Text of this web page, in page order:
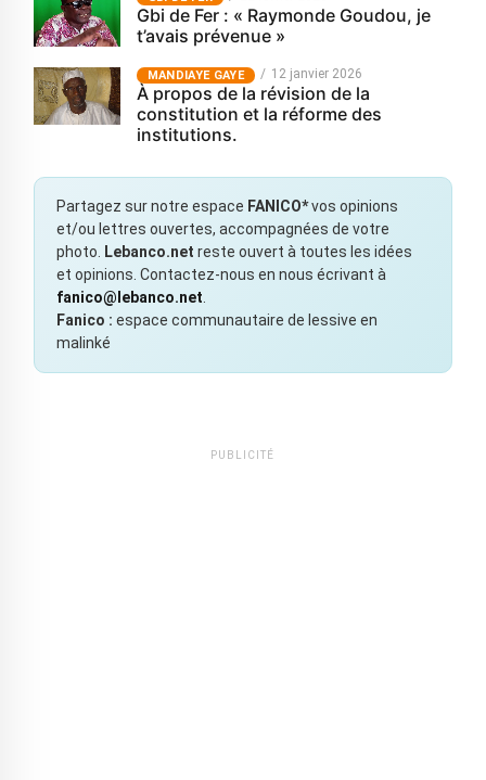
Gbi de Fer : « Raymonde Goudou, je
t’avais prévenue »
MANDIAYE GAYE 12 janvier 2026
À propos de la révision de la
constitution et la réforme des
institutions.
Partagez sur notre espace FANICO*vos opinions
et/ou lettres ouvertes, accompagnées de votre
photo.
Lebanco.net reste ouvert à toutes les idées
et opinions. Contactez-nous en nous écrivant à
fanico@lebanco.net
Fanico : espace communautaire de lessive en
malinké
PUBLICITÉ